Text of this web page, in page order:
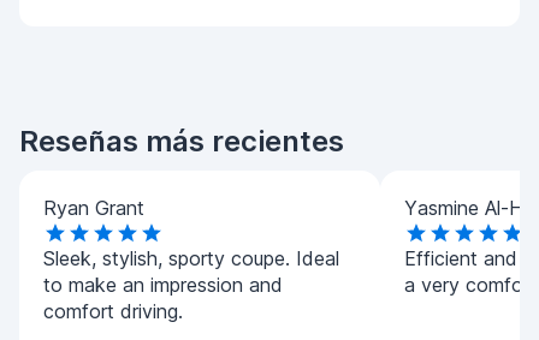
Reseñas más recientes
Ryan Grant
Sleek, stylish, sporty coupe. Ideal
to make an impression and
comfort driving.
Yasmine Al-
Efficient and
a very